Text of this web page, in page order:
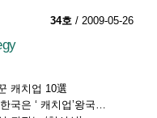
34호 / 2009-05-26
캐치업 10選
국은 ‘ 캐치업’왕국